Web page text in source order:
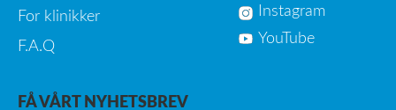
For klinikker
F.A.Q
Instagram
YouTube
FÅ VÅRT NYHETSBREV